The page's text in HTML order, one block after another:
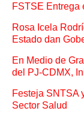
FSTSE Entrega
Rosa Icela
Estado dan
En Medio de
del PJ-CDMX,
Festeja SNTSA
Sector Salud